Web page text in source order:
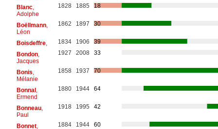
Blanc,
Adolphe
1828 1885 18
Boëllmann,
Léon
1862 1897 30
Boisdeffre, 1834 1906
39
Bondon,
Jacques
1927 2008 33
Bonis
Mélanie
1858 1937 70
Bonnal,
Ermend
1880 1944 64
Bonneau,
Paul
1918 1995 42
Bonnet,
1884 1944 60